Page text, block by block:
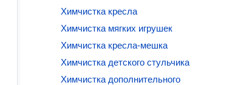
Химчистка кресла
Химчистка мягких игрушек
Химчистка кресла-мешка
Химчистка детского стульчика
Химчистка дополнительного